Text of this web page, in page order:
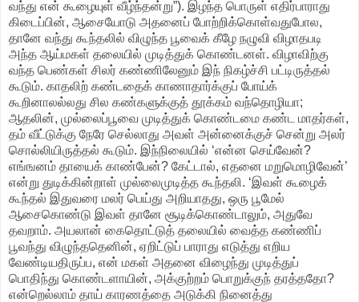
வந்து என் கூழையுள் வீழ்ந்தன்று”). இழந்த பொருள் எதிர்பாராது
கிடைப்பின், ஆசையோடு அதனைப் போற்றிக்கொள்வதுபோல,
தானே வந்து கூந்தலில் விழுந்த பூவைக் கீழே நழுவி விழாதபடி
அந்த ஆய்மகள் தலையில் முடித்துக் கொண்டனள். விழாவிற்கு
வந்த பெண்கள் சிலர் கண்ணிலேனும் இந் நிகழ்ச்சி பட்டிருத்தல்
கூடும். காதலிற் கண்டதைக் காணாதார்க்குப் போய்க்
கூறினாலல்லது சில கண்களுக்குத் தூக்கம் வந்தொழியா;
ஆதலின், முல்லைப்பூவை முடித்துக் கொண்டமை கண்ட மாதர்கள்,
தம் வீட்டுக்கு நேரே செல்லாது அவள் அன்னைக்குச் சென்று அலர்
சொல்லியிருத்தல் கூடும். இந்நிலையில் ‘என்ன செய்வேன்?
எங்ஙனம் தாயைக் காண்பேன்? கேட்டால், எதனை மறுமொழிவேன்’
என்று துடிக்கின்றாள் முல்லைமுடித்த கூந்தலி. ‘இவள் கூழைக்
கூந்தல் இதுவரை மலர் பெய்து அறியாதது, ஒரு பூமேல்
ஆசைகொண்டு இவள் தானே சூடிக்கொண்டாலும், அதுவே
தவறாம். அயலான் கைதொட்டுத் தலையில் வைத்த கண்ணிப்
பூவந்து விழுந்ததெனின், ஏறிட்டுப் பாராது எடுத்து எறிய
வேண்டியதிருப்ப, என் மகள் அதனை விழைந்து முடித்துப்
பொதிந்து கொண்டளாயின், அக்குற்றம் பொறுக்குந் தரத்ததோ?
என்றெல்லாம் தாய் காரணத்தை அடுக்கி நினைத்து